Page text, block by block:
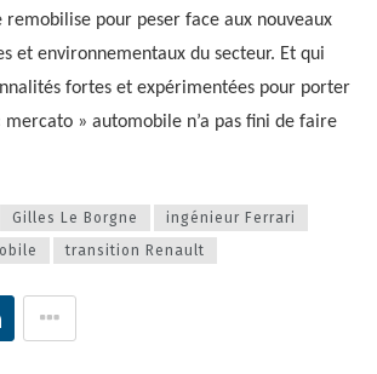
remobilise pour peser face aux nouveaux
et environnementaux du secteur. Et qui
fortes et expérimentées pour porter
mercato » automobile n’a pas fini de faire
Gilles Le Borgne
ingénieur Ferrari
transition Renault